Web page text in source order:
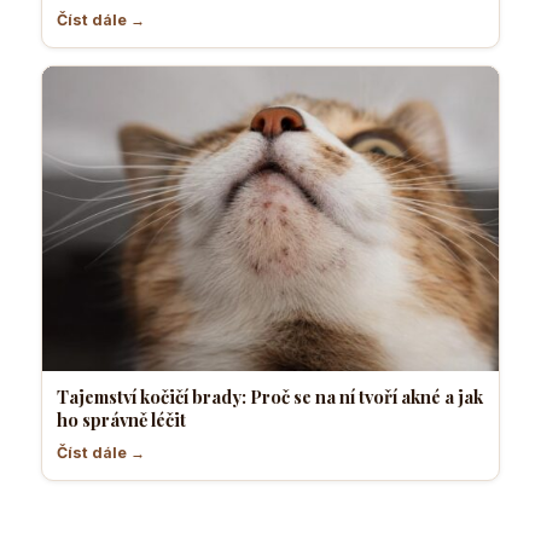
Číst dále →
Tajemství kočičí brady: Proč se na ní tvoří akné a jak
ho správně léčit
Číst dále →